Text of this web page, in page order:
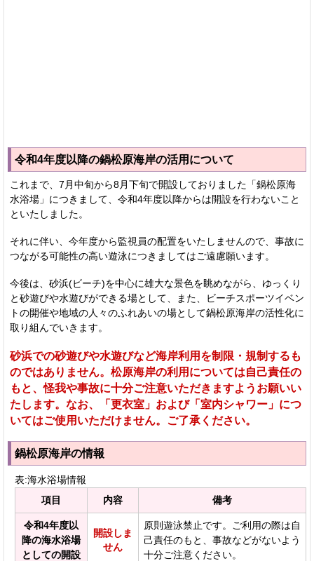
令和4年度以降の鍋松原海岸の活用について
これまで、7月中旬から8月下旬で開設しておりました「鍋松原海
水浴場」につきまして、令和4年度以降からは開設を行わないこと
といたしました。
それに伴い、今年度から監視員の配置をいたしませんので、事故に
つながる可能性の高い遊泳につきましてはご遠慮願います。
今後は、砂浜(ビーチ)を中心に雄大な景色を眺めながら、ゆっくり
と砂遊びや水遊びができる場として、また、ビーチスポーツイベン
トの開催や地域の人々のふれあいの場として鍋松原海岸の活性化に
取り組んでいきます。
砂浜での砂遊びや水遊びなど海岸利用を制限・規制するも
のではありません。松原海岸の利用については自己責任の
もと、怪我や事故に十分ご注意いただきますようお願いい
たします。なお、「更衣室」および「室内シャワー」につ
いてはご使用いただけません。ご了承ください。
鍋松原海岸の情報
表:海水浴場情報
項目
内容 備考
令和4年度以
降の海水浴場
としての開設
開設しま
せん
原則遊泳禁止です。ご利用の際は自
己責任のもと、事故などがないよう
十分ご注意ください。